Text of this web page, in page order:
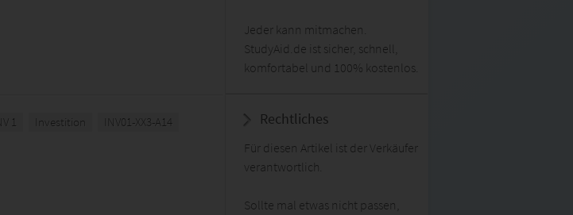
INV 1 Investition INV01-XX3-A14
Jeder kann mitmachen.
StudyAid.de ist sicher, schnell,
komfortabel und 100% kostenlos.
Rechtliches
Für diesen Artikel ist der Verkäufer
verantwortlich.
Sollte mal etwas nicht passen,